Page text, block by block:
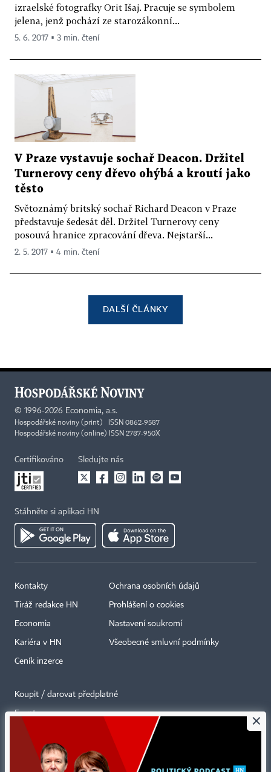
izraelské fotografky Orit Išaj. Pracuje se symbolem
jelena, jenž pochází ze starozákonní...
5. 6. 2017 ▪ 3 min. čtení
V Praze vystavuje sochař Deacon. Držitel
Turnerovy ceny dřevo ohýbá a kroutí jako
těsto
Světoznámý britský sochař Richard Deacon v Praze
představuje šedesát děl. Držitel Turnerovy ceny
posouvá hranice zpracování dřeva. Nejstarší...
2. 5. 2017 ▪ 4 min. čtení
DALŠÍ ČLÁNKY
© 1996-2026 Economia, a.s.
Hospodářské noviny (print) ISSN 0862-9587
Hospodářské noviny (online) ISSN 2787-950X
Certifikováno Sledujte nás
Stáhněte si aplikaci HN
Kontakty
Tiráž redakce HN
Economia
Kariéra v HN
Ceník inzerce
Ochrana osobních údajů
Prohlášení o cookies
Nastavení soukromí
Všeobecné smluvní podmínky
Koupit / darovat předplatné
Eventy
Newslettery
RSS kanály
×